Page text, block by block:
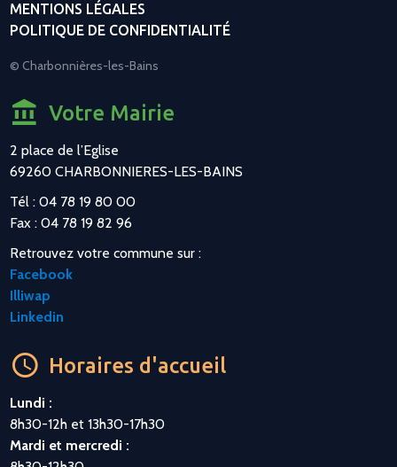
MENTIONS LÉGALES
POLITIQUE DE CONFIDENTIALITÉ
© Charbonnières-les-Bains
Votre Mairie
2 place de l’Eglise
69260 CHARBONNIERES-LES-BAINS
Tél : 04 78 19 80 00
Fax : 04 78 19 82 96
Retrouvez votre commune sur :
Facebook
Illiwap
Linkedin
Horaires d'accueil
Lundi :
8h30-12h et 13h30-17h30
Mardi et mercredi :